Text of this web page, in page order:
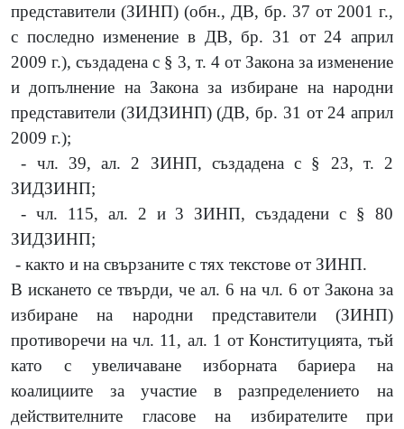
представители (ЗИНП) (обн., ДВ, бр. 37 от 2001 г.,
с последно изменение в ДВ, бр. 31 от 24 април
2009 г.), създадена с § 3, т. 4 от Закона за изменение
и допълнение на Закона за избиране на народни
представители (ЗИДЗИНП) (ДВ, бр. 31 от 24 април
2009 г.);
- чл. 39, ал. 2 ЗИНП, създадена с § 23, т. 2
ЗИДЗИНП;
- чл. 115, ал. 2 и 3 ЗИНП, създадени с § 80
ЗИДЗИНП;
- както и на свързаните с тях текстове от ЗИНП.
В искането се твърди, че ал. 6 на чл. 6 от Закона за
избиране на народни представители (ЗИНП)
противоречи на чл. 11, ал. 1 от Конституцията, тъй
като с увеличаване изборната бариера на
коалициите за участие в разпределението на
действителните гласове на избирателите при